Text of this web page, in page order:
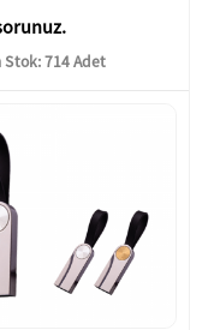
Stok: 714 Adet